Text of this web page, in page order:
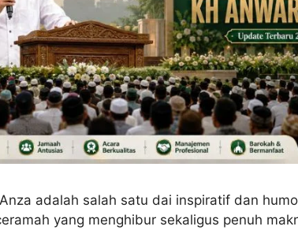
adalah salah satu dai inspiratif dan
yang menghibur sekaligus penuh